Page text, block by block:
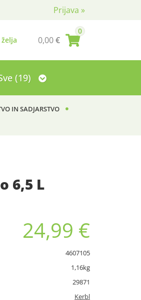
Prijava »
0
0,00€
(19)
IN SADJARSTVO
6,5 L
24,99 €
4607105
1,16kg
29871
Kerbl